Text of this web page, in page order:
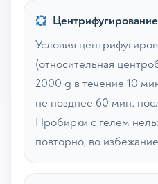
Центрифугирование
Условия
(относительная
2000 g в течение 10
не позднее 60 мин.
Пробирки с гелем
повторно, во